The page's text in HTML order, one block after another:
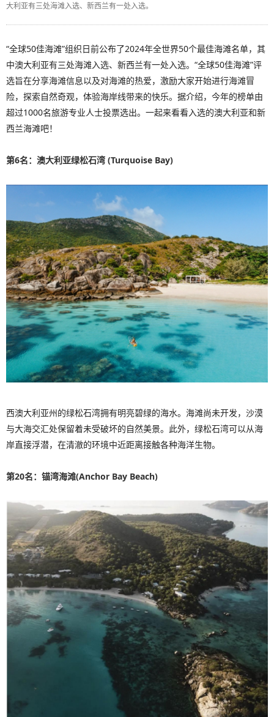
大利亚有三处海滩入选、新西兰有一处入选。
“全球50佳海滩”组织日前公布了2024年全世界50个最佳海滩名单，其
中澳大利亚有三处海滩入选、新西兰有一处入选。“全球50佳海滩”评
选旨在分享海滩信息以及对海滩的热爱，激励大家开始进行海滩冒
险，探索自然奇观，体验海岸线带来的快乐。据介绍，今年的榜单由
超过1000名旅游专业人士投票选出。一起来看看入选的澳大利亚和新
西兰海滩吧！
第6名：澳大利亚绿松石湾 (Turquoise Bay)
西澳大利亚州的绿松石湾拥有明亮碧绿的海水。海滩尚未开发，沙漠
与大海交汇处保留着未受破坏的自然美景。此外，绿松石湾可以从海
岸直接浮潜，在清澈的环境中近距离接触各种海洋生物。
第20名：锚湾海滩(Anchor Bay Beach)